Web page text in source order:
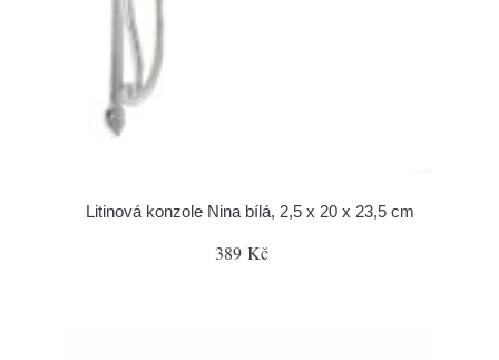
Litinová konzole Nina bílá, 2,5 x 20 x 23,5 cm
389 Kč